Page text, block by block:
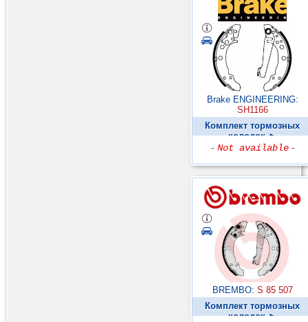
Brake ENGINEERING:
SH1166
Комплект тормозных
колодок ►
- Not available -
BREMBO: S 85 507
Комплект тормозных
колодок ►